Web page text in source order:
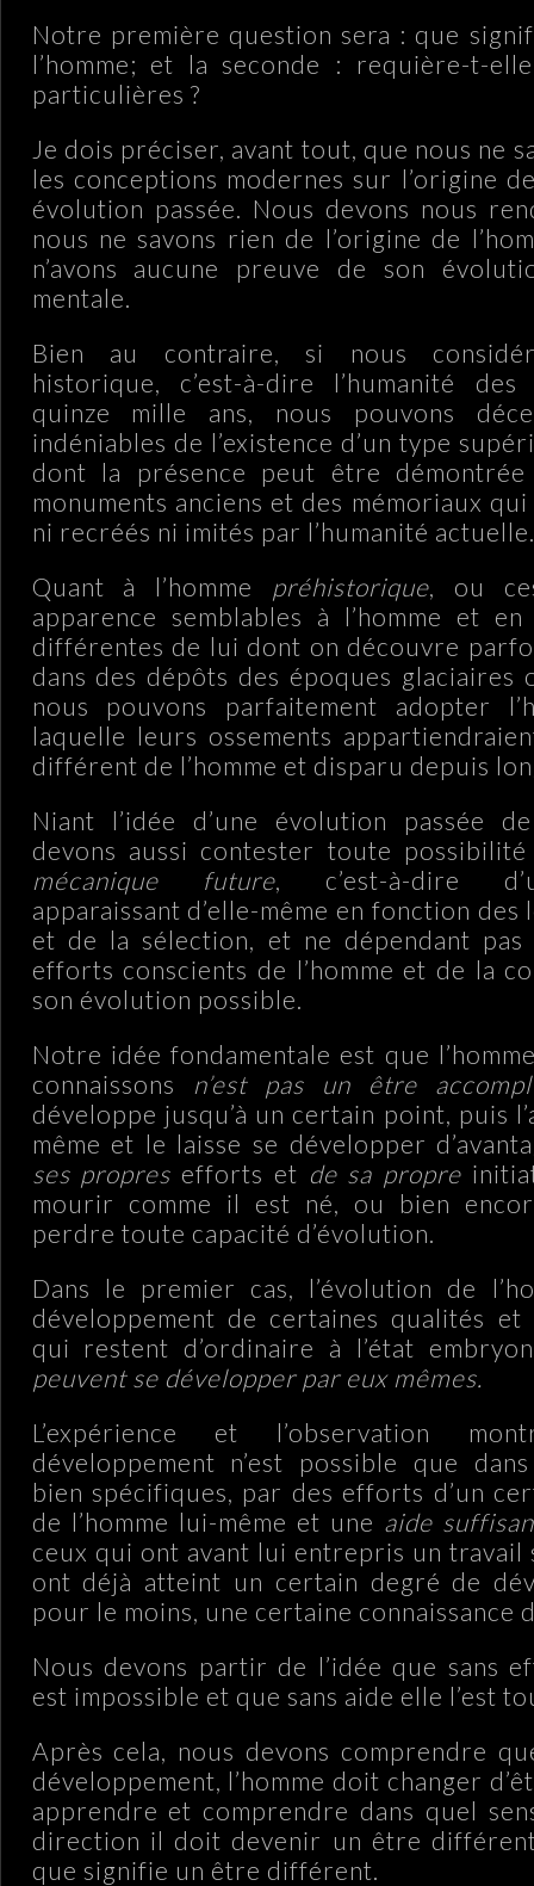
Notre première question sera : que
l’homme; et la seconde : requière-t-
particulières ?
Je dois préciser, avant tout, que nous ne
les conceptions modernes sur l’origine
évolution passée. Nous devons nous
nous ne savons rien de l’origine de
n’avons aucune preuve de son
mentale.
Bien au contraire, si nous
historique, c’est-à-dire l’humanité
quinze mille ans, nous pouvons
indéniables de l’existence d’un type
dont la présence peut être
monuments anciens et des mémoriaux
ni recréés ni imités par l’humanité actuelle.
Quant à l’homme préhistorique, ou
apparence semblables à l’homme et
différentes de lui dont on découvre
dans des dépôts des époques glaciaires
nous pouvons parfaitement adopter
laquelle leurs ossements
différent de l’homme et disparu depuis
Niant l’idée d’une évolution passée
devons aussi contester toute
mécanique future, c’est-à-dire
apparaissant d’elle-même en fonction des
et de la sélection, et ne dépendant
efforts conscients de l’homme et de la
son évolution possible.
Notre idée fondamentale est que
connaissons n’est pas un être
développe jusqu’à un certain point, puis
même et le laisse se développer
ses propres efforts et de sa propre
mourir comme il est né, ou bien
perdre toute capacité d’évolution.
Dans le premier cas, l’évolution de
développement de certaines qualités
qui restent d’ordinaire à l’état
peuvent se développer par eux mêmes.
L’expérience et l’observation
développement n’est possible que
bien spécifiques, par des efforts d’un
de l’homme lui-même et une aide
ceux qui ont avant lui entrepris un travail
ont déjà atteint un certain degré de
pour le moins, une certaine connaissance
Nous devons partir de l’idée que sans
est impossible et que sans aide elle l’est
Après cela, nous devons comprendre
développement, l’homme doit changer
apprendre et comprendre dans quel
direction il doit devenir un être
que signifie un être différent.